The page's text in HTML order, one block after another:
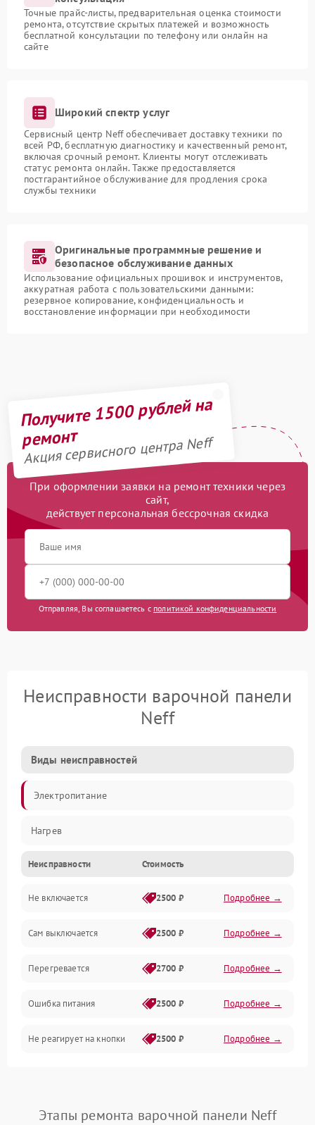
Точные прайс-листы, предварительная оценка стоимости
ремонта, отсутствие скрытых платежей и возможность
бесплатной консультации по телефону или онлайн на
сайте
Широкий спектр услуг
Сервисный центр Neff обеспечивает доставку техники по
всей РФ, бесплатную диагностику и качественный ремонт,
включая срочный ремонт. Клиенты могут отслеживать
статус ремонта онлайн. Также предоставляется
постгарантийное обслуживание для продления срока
службы техники
Оригинальные программные решение и
безопасное обслуживание данных
Использование официальных прошивок и инструментов,
аккуратная работа с пользовательскими данными:
резервное копирование, конфиденциальность и
восстановление информации при необходимости
Получите 1500 рублей на
ремонт
Акция сервисного центра Neff
При оформлении заявки на ремонт техники через
сайт,
действует персональная бессрочная скидка
Отправляя, Вы соглашаетесь с политикой конфиденциальности
Неисправности варочной панели
Neff
Виды неисправностей
Электропитание
Нагрев
Неисправности Стоимость
Не включается 2500 ₽ Подробнее →
Сам выключается 2500 ₽ Подробнее →
Перегревается 2700 ₽ Подробнее →
Ошибка питания 2500 ₽ Подробнее →
Не реагирует на кнопки 2500 ₽ Подробнее →
Этапы ремонта варочной панели Neff